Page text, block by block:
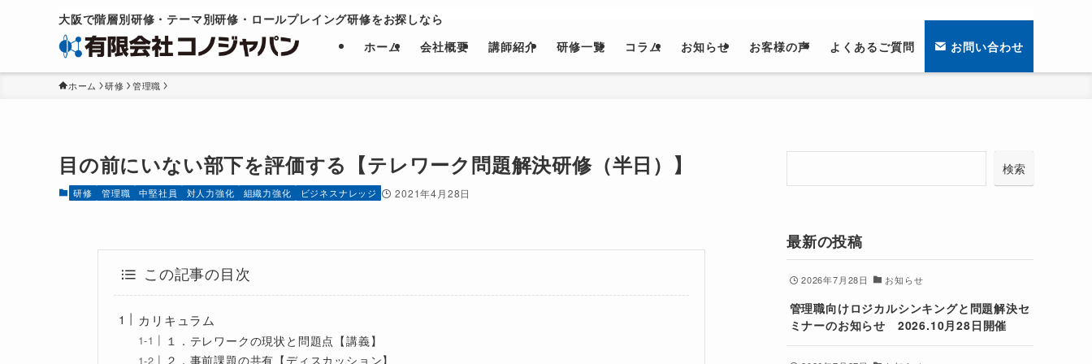
大阪で階層別研修・テーマ別研修・ ロールプレイング研修をお探しなら
ホーム
会社概要 講師紹介 研修一覧 コラム お知らせ お客様の声 よくあるご質問 お問い合わせ
ホーム 研修 管理職
目の前にいない部下を評価する【テレワーク問題解決研修（半日）】
研修 管理職 中堅社員 対人力強化 組織力強化 ビジネスナレッジ 2021年4月28日
この記事の目次
カリキュラム
１．テレワークの現状と問題点【講義】
２．事前課題の共有【ディスカッション】
検索
最新の投稿
2026年7月28日 お知らせ
管理職向けロジカルシンキングと問題解決セ
ミナーのお知らせ 2026.10月28日開催